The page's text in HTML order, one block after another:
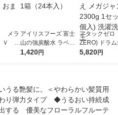
メラ
Ｖ 4
まけ
アイリスフーズ 富士
山の強炭酸水 ラベル
レス 500ml 1箱（24
1,420円
アタックゼロ
ZERO) ドラ
詰め替え メガ
5,820円
うる艶髪に。＜やわらかい髪質用
り弾力タイプ　◆うるおい持続成
る　優美なフローラルフルーテ